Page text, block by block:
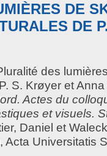
DE
DE
des
S. Krøyer et
Actes du
et visuels.
Daniel et
Acta Universitatis